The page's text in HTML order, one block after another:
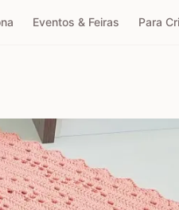
Eventos & Feiras Para